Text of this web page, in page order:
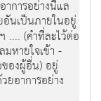
การอย่างนี้แล
นเป็นภายในอยู่
.... (คำที่ละไว้ต่อ
หายใจเข้า -
องผู้อื่น) อยู่
ยอาการอย่าง